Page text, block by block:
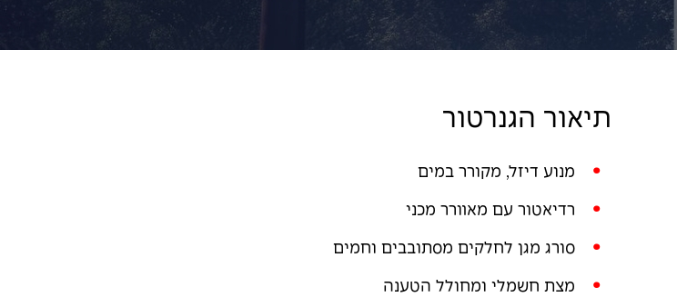
תיאור הגנרטור
מנוע דיזל, מקורר במים
רדיאטור עם מאוורר מכני
סורג מגן לחלקים מסתובבים וחמים
מצת חשמלי ומחולל הטענה